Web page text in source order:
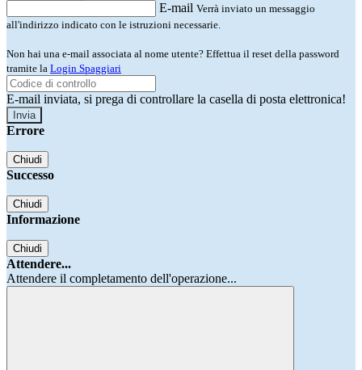
E-mail Verrà inviato un messaggio
all'indirizzo indicato con le istruzioni necessarie.
Non hai una e-mail associata al nome utente? Effettua il reset della password
tramite la Login Spaggiari
E-mail inviata, si prega di controllare la casella di posta elettronica!
Errore
Chiudi
Successo
Chiudi
Informazione
Chiudi
Attendere...
Attendere il completamento dell'operazione...